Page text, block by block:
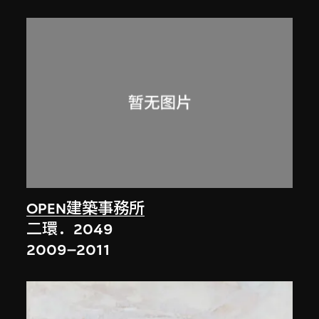
OPEN建築事務所
二環．2049
2009–2011